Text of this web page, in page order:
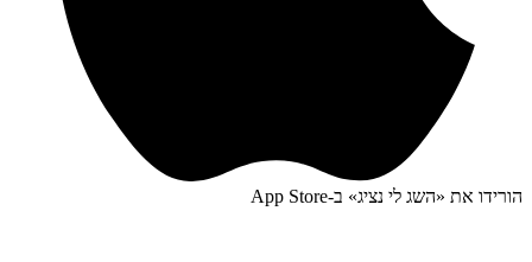
הורידו את «השג לי נציג» ב-App Store